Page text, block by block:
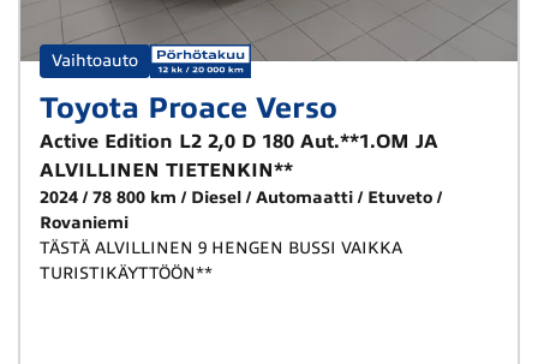
Vaihtoauto
Toyota Proace Verso
Active Edition L2 2,0 D 180 Aut.**1.OM JA
ALVILLINEN TIETENKIN**
2024 78 800 km Diesel Automaatti
Etuveto
Rovaniemi
TÄSTÄ ALVILLINEN 9 HENGEN BUSSI VAIKKA
TURISTIKÄYTTÖÖN**